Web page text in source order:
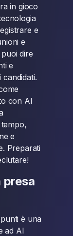
in gioco
e
e
dire
e
con AI
e
Preparati
presa
è una
ad AI